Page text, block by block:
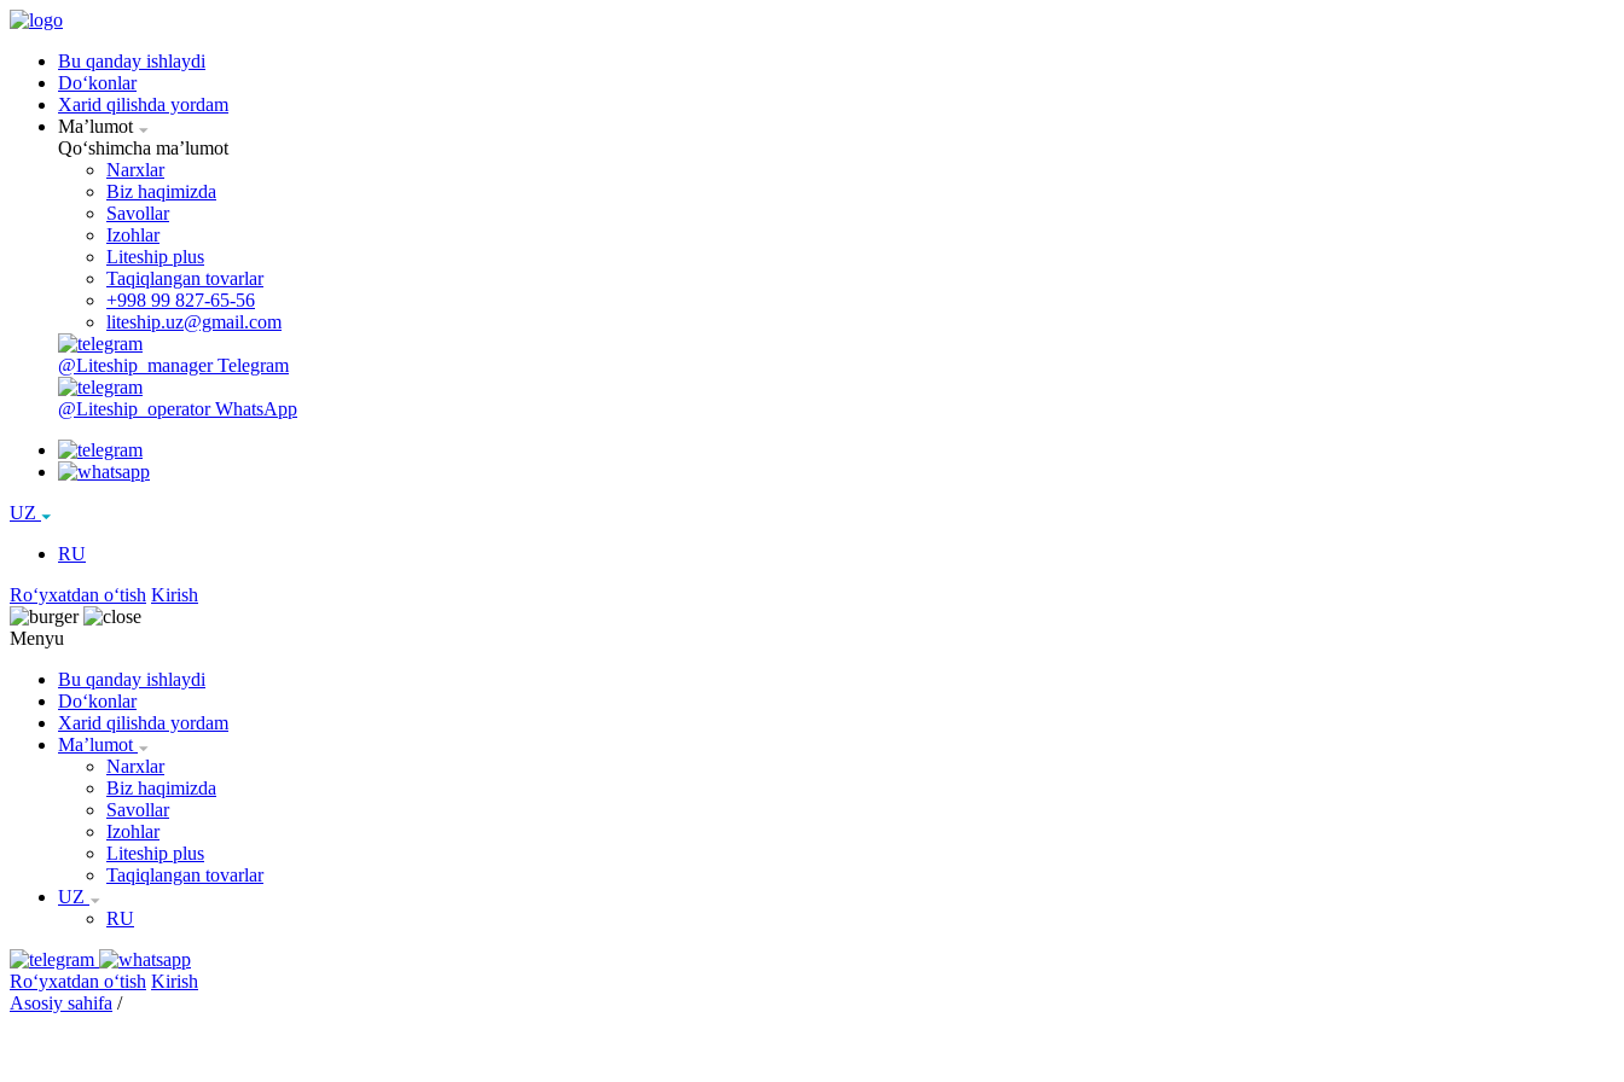
Bu qanday ishlaydi
Doʻkonlar
Xarid qilishda yordam
Maʼlumot
Qoʻshimcha maʼlumot
Narxlar
Biz haqimizda
Savollar
Izohlar
Liteship plus
Taqiqlangan tovarlar
+998 99 827-65-56
liteship.uz@gmail.com
@Liteship_manager Telegram
@Liteship_operator WhatsApp
UZ
RU
Roʻyxatdan oʻtish Kirish
Menyu
Bu qanday ishlaydi
Doʻkonlar
Xarid qilishda yordam
Maʼlumot
Narxlar
Biz haqimizda
Savollar
Izohlar
Liteship plus
Taqiqlangan tovarlar
UZ
RU
Roʻyxatdan oʻtish Kirish
Asosiy sahifa /